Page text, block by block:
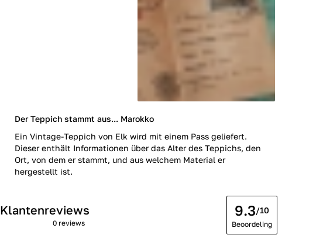
Der Teppich stammt aus... Marokko
Ein Vintage-Teppich von Elk wird mit einem Pass geliefert.
Dieser enthält Informationen über das Alter des Teppichs, den
Ort, von dem er stammt, und aus welchem Material er
hergestellt ist.
Klantenreviews
0 reviews
9.3/10
Beoordeling